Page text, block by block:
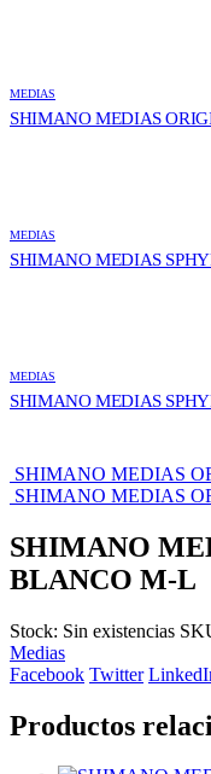
MEDIAS
SHIMANO MEDIAS
MEDIAS
SHIMANO MEDIAS
MEDIAS
SHIMANO MEDIAS
SHIMANO MEDIAS
SHIMANO MEDIAS
SHIMANO
BLANCO M-L
Stock: Sin existencias
Medias
Facebook Twitter
Productos